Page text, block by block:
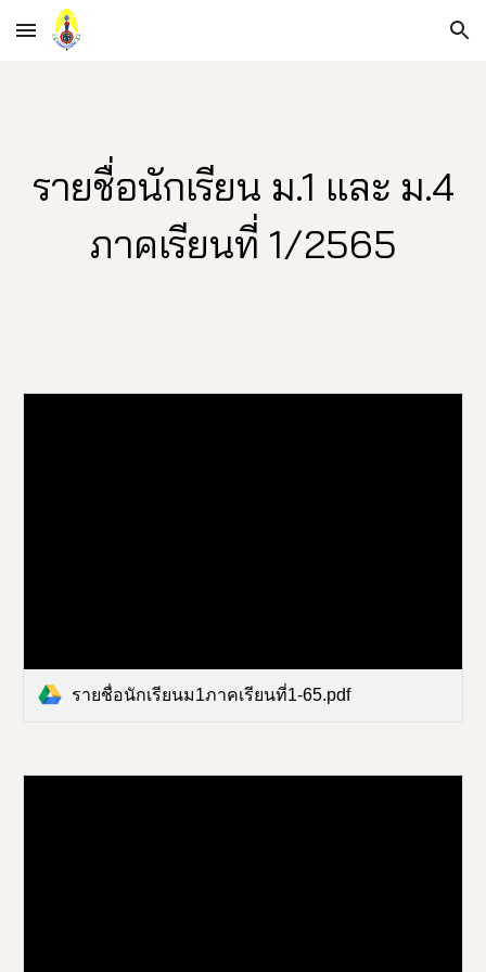
Skip to main content Skip to navigation
รายชื่อนักเรียน ม.1 และ ม.4
ภาคเรียนที่ 1/2565
รายชื่อนักเรียนม1ภาคเรียนที่1-65.pdf